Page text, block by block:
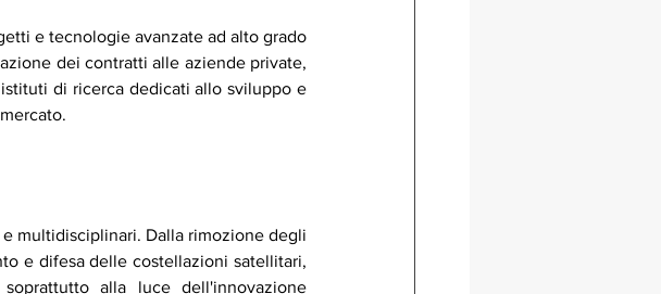
e tecnologie avanzate ad alto grado
dei contratti alle aziende private,
di ricerca dedicati allo sviluppo e
e difesa delle costellazioni satellitari,
alla luce dell'innovazione